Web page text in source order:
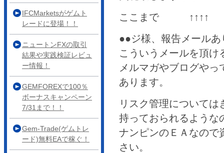
ここまで ↑↑↑↑
●●ジ様、報告メール
こういうメールを頂け
メルマガやブログや
あります。
リスク管理については
持っておられるような
ナンピンのＥＡなので
さい。
IFCMarketsがゲムト
レードに登場！！
ニュートンFXの取引
結果や実践検証レビュ
ー情報！
GEMFOREXで100％
ボーナスキャンペーン
7/31まで！！
Gem-Trade(ゲムトレ
ード)無料EAで稼ぐ！